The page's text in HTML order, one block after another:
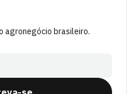
agronegócio brasileiro.